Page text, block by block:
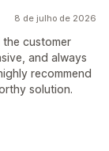
8 de julho de 2026
customer
and always
recommend
solution.